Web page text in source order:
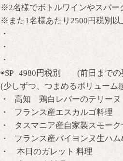
※2名様でボトルワインやスパー
※また1名様あたり2500円税別以
・
・
・
◉SP 4980円税別 (前日までの
(少しずつ、つまめるボリューム
・ 高知 鶏白レバーのテリー
・ フランス産エスカルゴ料理
・ タスマニア産自家製スモーク
・ フランス産バイヨンヌ生ハ
・ 本日のガレット 料理